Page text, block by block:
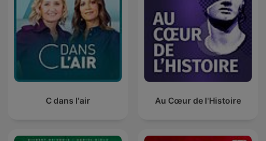
C dans l'air Au Cœur de l'Histoire